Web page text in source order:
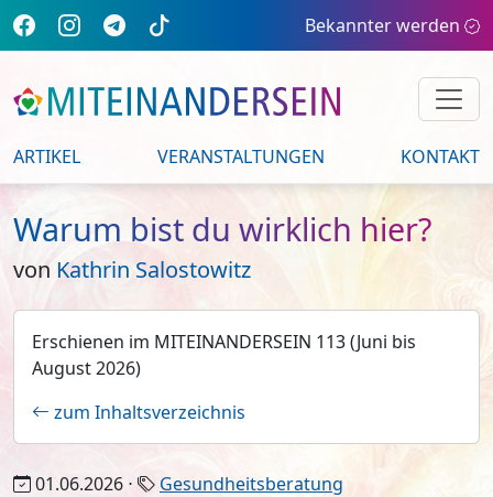
Bekannter werden
ARTIKEL VERANSTALTUNGEN KONTAKT
Warum bist du wirklich hier?
von Kathrin Salostowitz
Erschienen im MITEINANDERSEIN 113 (Juni bis
August 2026)
zum Inhaltsverzeichnis
01.06.2026 ⋅ Gesundheitsberatung